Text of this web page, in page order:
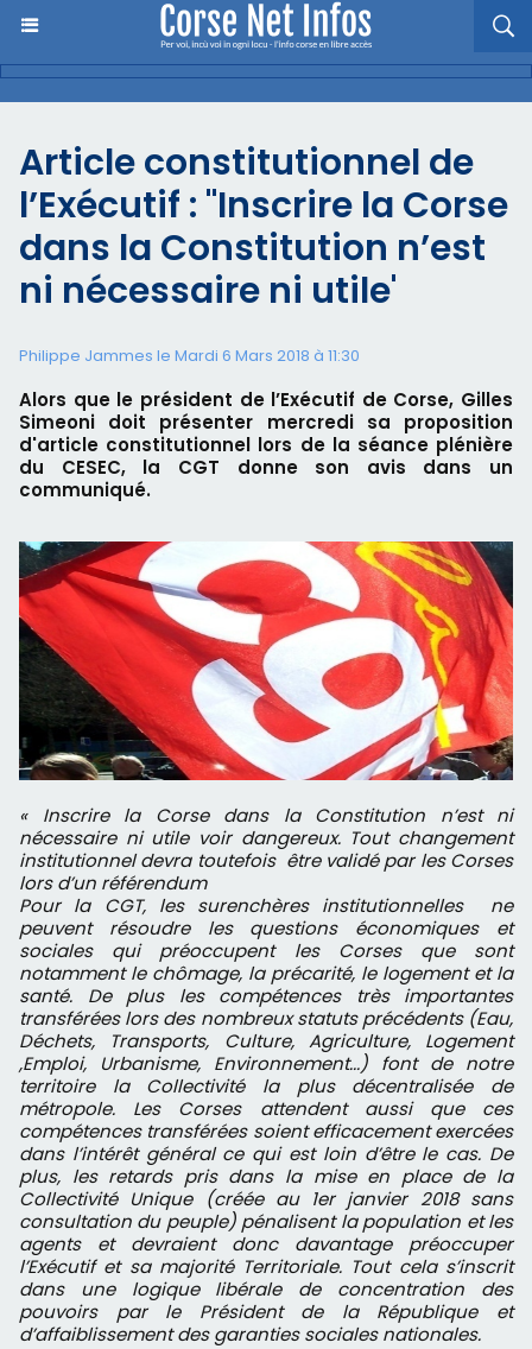
Article constitutionnel de
l’Exécutif : "Inscrire la Corse
dans la Constitution n’est
ni nécessaire ni utile'
Philippe Jammes le Mardi 6 Mars 2018 à 11:30
Alors que le président de l’Exécutif de Corse, Gilles
Simeoni doit présenter mercredi sa proposition
d'article constitutionnel lors de la séance plénière
du CESEC, la CGT donne son avis dans un
communiqué.
« Inscrire la Corse dans la Constitution n’est ni
nécessaire ni utile voir dangereux. Tout changement
institutionnel devra toutefois être validé par les Corses
lors d’un référendum
Pour la CGT, les surenchères institutionnelles ne
peuvent résoudre les questions économiques et
sociales qui préoccupent les Corses que sont
notamment le chômage, la précarité, le logement et la
santé. De plus les compétences très importantes
transférées lors des nombreux statuts précédents (Eau,
Déchets, Transports, Culture, Agriculture, Logement
,Emploi, Urbanisme, Environnement...) font de notre
territoire la Collectivité la plus décentralisée de
métropole. Les Corses attendent aussi que ces
compétences transférées soient efficacement exercées
dans l’intérêt général ce qui est loin d’être le cas. De
plus, les retards pris dans la mise en place de la
Collectivité Unique (créée au 1er janvier 2018 sans
consultation du peuple) pénalisent la population et les
agents et devraient donc davantage préoccuper
l’Exécutif et sa majorité Territoriale. Tout cela s’inscrit
dans une logique libérale de concentration des
pouvoirs par le Président de la République et
d’affaiblissement des garanties sociales nationales.